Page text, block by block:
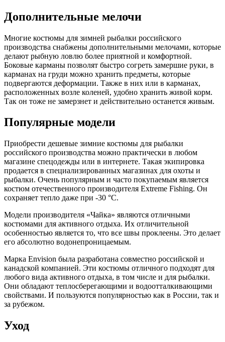
Дополнительные мелочи
Многие костюмы для зимней рыбалки российского
производства снабжены дополнительными мелочами, которые
делают рыбную ловлю более приятной и комфортной.
Боковые карманы позволят быстро согреть замершие руки, в
карманах на груди можно хранить предметы, которые
подвергаются деформации. Также в них или в карманах,
расположенных возле коленей, удобно хранить живой корм.
Так он тоже не замерзнет и действительно останется живым.
Популярные модели
Приобрести дешевые зимние костюмы для рыбалки
российского производства можно практически в любом
магазине спецодежды или в интернете. Такая экипировка
продается в специализированных магазинах для охоты и
рыбалки. Очень популярным и часто покупаемым является
костюм отечественного производителя Extreme Fishing. Он
сохраняет тепло даже при -30 °C.
Модели производителя «Чайка» являются отличными
костюмами для активного отдыха. Их отличительной
особенностью является то, что все швы проклеены. Это делает
его абсолютно водонепроницаемым.
Марка Envision была разработана совместно российской и
канадской компанией. Эти костюмы отличного подходят для
любого вида активного отдыха, в том числе и для рыбалки.
Они обладают теплосберегающими и водоотталкивающими
свойствами. И пользуются популярностью как в России, так и
за рубежом.
Уход